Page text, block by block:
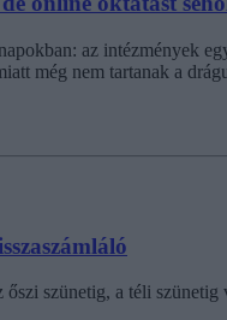
az intézmények
még nem tartanak a
szünetig, a téli